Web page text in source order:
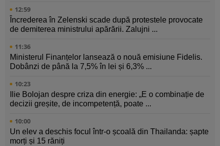
12:59
Încrederea în Zelenski scade după protestele provocate
de demiterea ministrului apărării. Zalujni ...
11:36
Ministerul Finanțelor lansează o nouă emisiune Fidelis.
Dobânzi de până la 7,5% în lei și 6,3% ...
10:23
Ilie Bolojan despre criza din energie: „E o combinație de
decizii greșite, de incompetență, poate ...
10:00
Un elev a deschis focul într-o școală din Thailanda: șapte
morți și 15 răniți